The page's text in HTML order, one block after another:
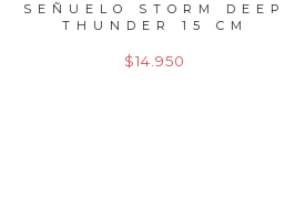
SEÑUELO STORM DEEP
THUNDER 15 CM
$14.950